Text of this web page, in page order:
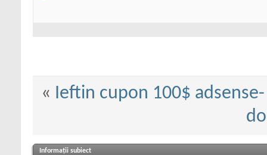
« Ieftin cupon 100$
Informații subiect